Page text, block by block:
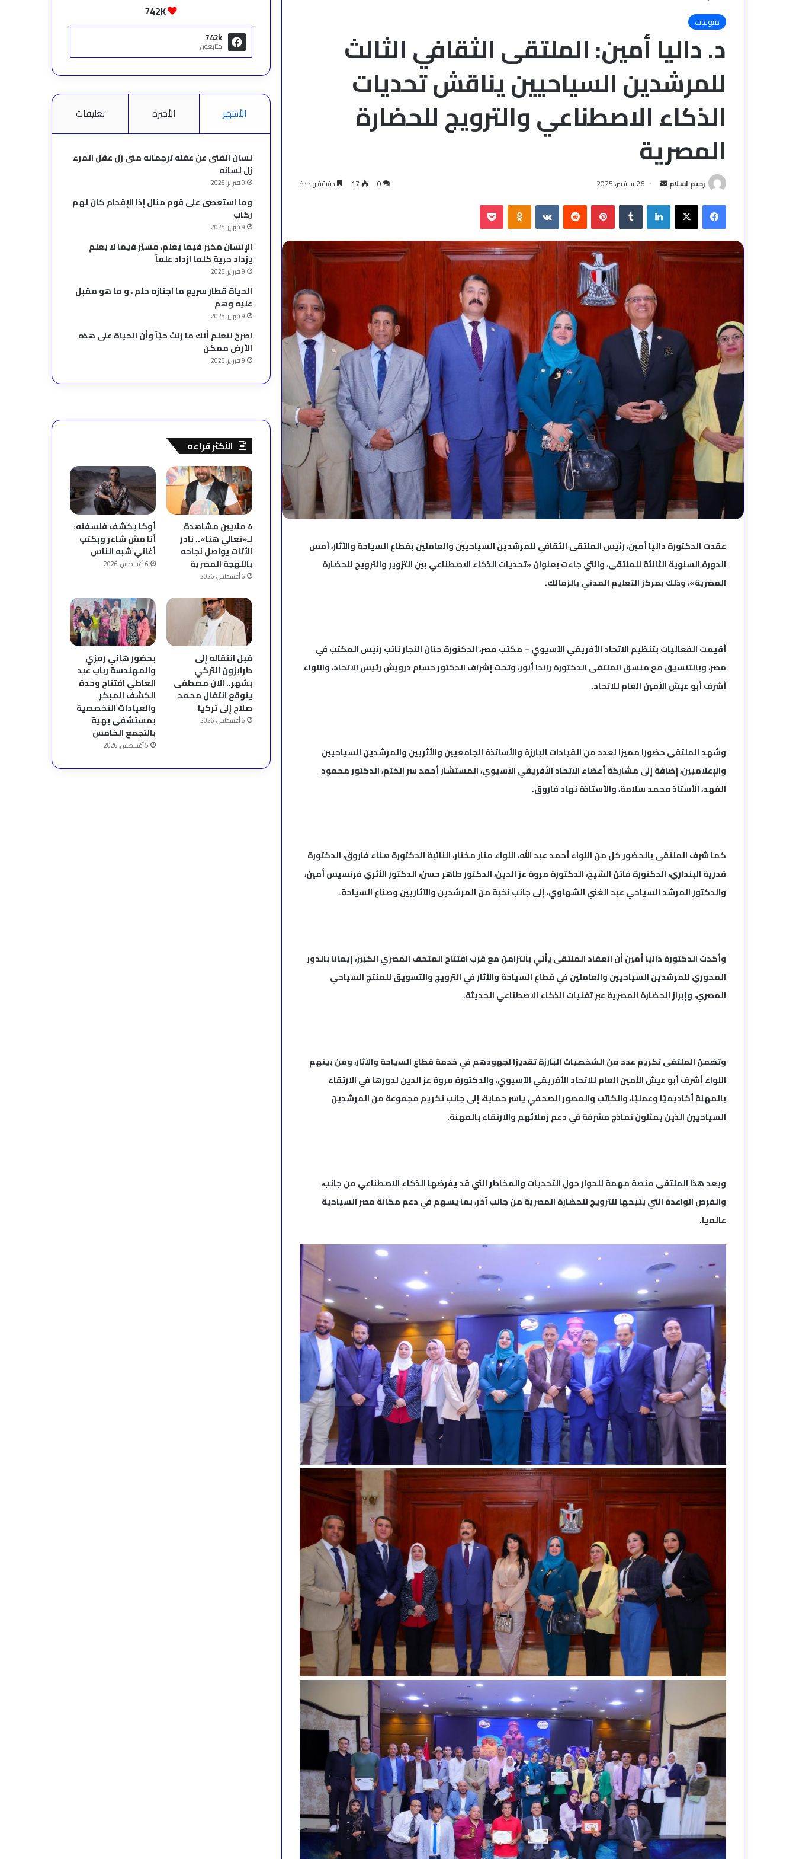
منوعات
د. داليا أمين: الملتقى الثقافي الثالث
للمرشدين السياحيين يناقش تحديات
الذكاء الاصطناعي والترويج للحضارة
المصرية
رحيم اسلام
أرسل
إلكترونيا
26 سبتمبر، 2025 0
17 دقيقة واحدة
فيسبوك‫X لينكدإن بينتيريست Odnoklassniki
‫Pocket
عقدت الدكتورة داليا أمين، رئيس الملتقى الثقافي للمرشدين السياحيين والعاملين بقطاع السياحة والآثار، أمس
الدورة السنوية الثالثة للملتقى، والتي جاءت بعنوان «تحديات الذكاء الاصطناعي بين التزوير والترويج للحضارة
المصرية»، وذلك بمركز التعليم المدني بالزمالك.
أقيمت الفعاليات بتنظيم الاتحاد الأفريقي الآسيوي – مكتب مصر، الدكتورة حنان النجار نائب رئيس المكتب في
مصر، وبالتنسيق مع منسق الملتقى الدكتورة راندا أنور، وتحت إشراف الدكتور حسام درويش رئيس الاتحاد، واللواء
أشرف أبو عيش الأمين العام للاتحاد.
وشهد الملتقى حضورا مميزا لعدد من القيادات البارزة والأساتذة الجامعيين والأثريين والمرشدين السياحيين
والإعلاميين، إضافة إلى مشاركة أعضاء الاتحاد الأفريقي الآسيوي، المستشار أحمد سر الختم، الدكتور محمود
الفهد، الأستاذ محمد سلامة، والأستاذة نهاد فاروق.
كما شرف الملتقى بالحضور كل من اللواء أحمد عبد الله، اللواء منار مختار، النائبة الدكتورة هناء فاروق، الدكتورة
قدرية البنداري، الدكتورة فاتن الشيخ، الدكتورة مروة عز الدين، الدكتور طاهر حسن، الدكتور الأثري فرنسيس أمين،
والدكتور المرشد السياحي عبد الغني الشهاوي، إلى جانب نخبة من المرشدين والآثاريين وصناع السياحة.
وأكدت الدكتورة داليا أمين أن انعقاد الملتقى يأتي بالتزامن مع قرب افتتاح المتحف المصري الكبير، إيمانا بالدور
المحوري للمرشدين السياحيين والعاملين في قطاع السياحة والآثار في الترويج والتسويق للمنتج السياحي
المصري، وإبراز الحضارة المصرية عبر تقنيات الذكاء الاصطناعي الحديثة.
وتضمن الملتقى تكريم عدد من الشخصيات البارزة تقديرًا لجهودهم في خدمة قطاع السياحة والآثار، ومن بينهم
اللواء أشرف أبو عيش الأمين العام للاتحاد الأفريقي الآسيوي، والدكتورة مروة عز الدين لدورها في الارتقاء
بالمهنة أكاديميًا وعمليًا، والكاتب والمصور الصحفي ياسر حماية، إلى جانب تكريم مجموعة من المرشدين
السياحيين الذين يمثلون نماذج مشرفة في دعم زملائهم والارتقاء بالمهنة.
ويعد هذا الملتقى منصة مهمة للحوار حول التحديات والمخاطر التي قد يفرضها الذكاء الاصطناعي من جانب،
والفرص الواعدة التي يتيحها للترويج للحضارة المصرية من جانب آخر، بما يسهم في دعم مكانة مصر السياحية
عالميا.
742K
742k
متابعون
الأشهر الأخيرة تعليقات
لسان الفتى عن عقله ترجمانه متى زل عقل المرء
زل لسانه
9 فبراير، 2025
وما استعصى على قوم منال إذا الإقدام كان لهم
ركاب
9 فبراير، 2025
الإنسان مخير فيما يعلم، مسيّر فيما لا يعلم
يزداد حرية كلما ازداد علماً
9 فبراير، 2025
الحياة قطار سريع ما اجتازه حلم ، و ما هو مقبل
عليه وهم
9 فبراير، 2025
‫اصرخ لتعلم أنك ما زلتَ حيّاً وأن الحياة على هذه
الأرض ممكن
9 فبراير، 2025
الأكثر قراءه
4 ملايين مشاهدة
لـ«تعالي هنا».. نادر
الأتات يواصل نجاحه
باللهجة المصرية
6 أغسطس، 2026
أوكا يكشف فلسفته:
أنا مش شاعر وبكتب
أغاني شبه الناس
6 أغسطس، 2026
قبل انتقاله إلى
طرابزون التركي
بشهر.. آلان مصطفى
يتوقع انتقال محمد
صلاح إلى تركيا
6 أغسطس، 2026
بحضور هاني رمزي
والمهندسة رباب عبد
العاطي افتتاح وحدة
الكشف المبكر
والعيادات التخصصية
بمستشفى بهية
بالتجمع الخامس
5 أغسطس، 2026